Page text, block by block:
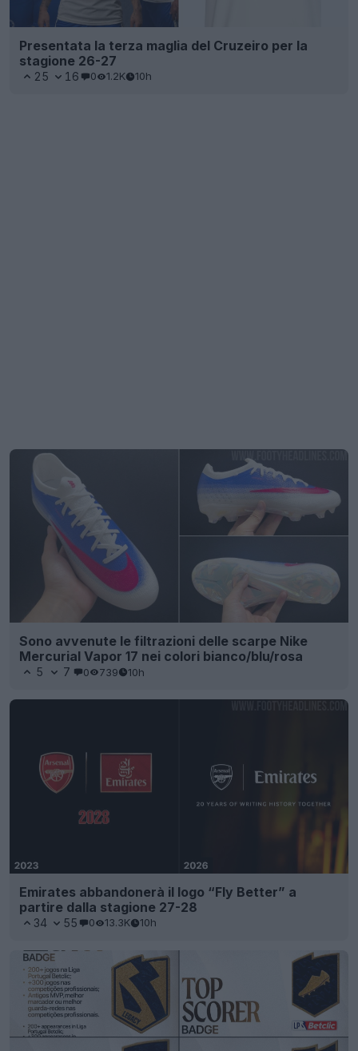
Presentata la terza maglia del Cruzeiro per la
stagione 26-27
25 16 0 1.2K 10h
Sono avvenute le filtrazioni delle scarpe Nike
Mercurial Vapor 17 nei colori bianco/blu/rosa
5 7 0 739 10h
Emirates abbandonerà il logo “Fly Better” a
partire dalla stagione 27-28
34 55 0 13.3K 10h